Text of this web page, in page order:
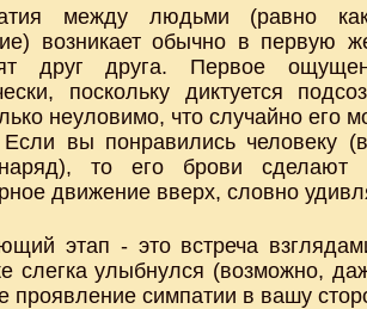
между людьми (равно
возникает обычно в первую
друг друга. Первое
поскольку диктуется
неуловимо, что случайно его
Если вы понравились человеку
то его брови сделают
движение вверх, словно
этап - это встреча
слегка улыбнулся (возможно,
проявление симпатии в вашу